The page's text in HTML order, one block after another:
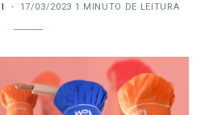
17/03/2023 1 MINUTO DE LEITURA